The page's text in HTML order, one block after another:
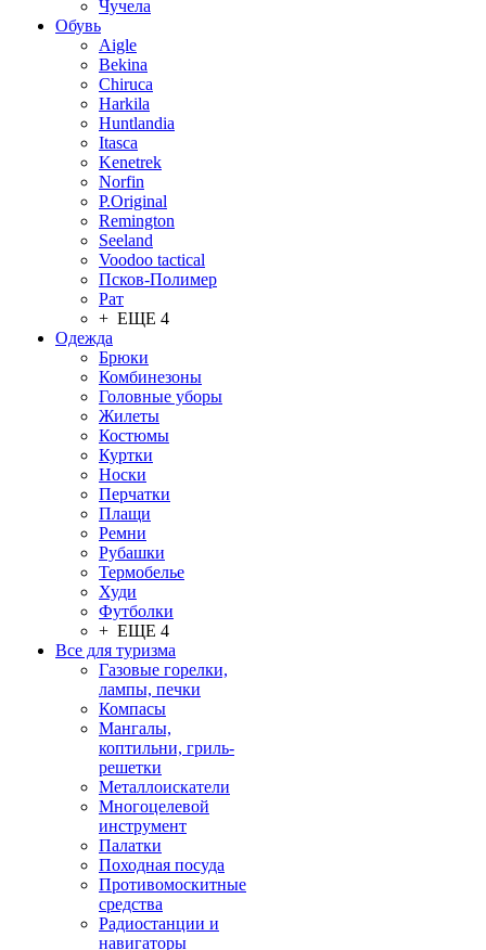
Чучела
Обувь
Aigle
Bekina
Chiruсa
Harkila
Huntlandia
Itasca
Kenetrek
Norfin
P.Original
Remington
Seeland
Voodoo tactical
Псков-Полимер
Рат
+ ЕЩЕ 4
Одежда
Брюки
Комбинезоны
Головные уборы
Жилеты
Костюмы
Куртки
Носки
Перчатки
Плащи
Ремни
Рубашки
Термобелье
Худи
Футболки
+ ЕЩЕ 4
Все для туризма
Газовые горелки,
лампы, печки
Компасы
Мангалы,
коптильни, гриль-
решетки
Металлоискатели
Многоцелевой
инструмент
Палатки
Походная посуда
Противомоскитные
средства
Радиостанции и
навигаторы